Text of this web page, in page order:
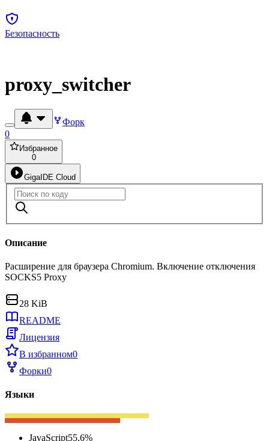
Безопасность
proxy_switcher
Форк
0
Избранное
0
GigaIDE Cloud
Описание
Расширение для браузера Chromium. Включение отключения
SOCKS5 Proxy
28 KiB
README
Лицензия
В избранном0
Форки0
Языки
JavaScript55,6%